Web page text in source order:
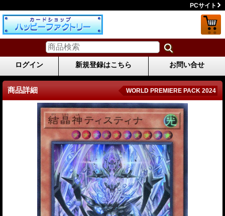
PCサイト
ログイン 新規登録はこちら お問い合せ
商品詳細 WORLD PREMIERE PACK 2024